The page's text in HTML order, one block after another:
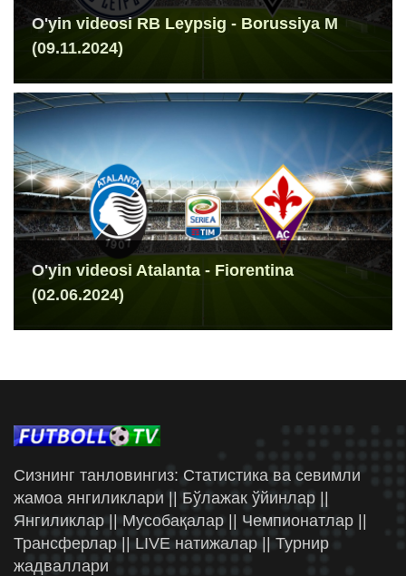
O'yin videosi RB Leypsig - Borussiya M
(09.11.2024)
O'yin videosi Atalanta - Fiorentina
(02.06.2024)
Сизнинг танловингиз: Статистика ва севимли
жамоа янгиликлари || Бўлажак ўйинлар ||
Янгиликлар || Мусобақалар || Чемпионатлар ||
Трансферлар || LIVE натижалар || Турнир
жадваллари